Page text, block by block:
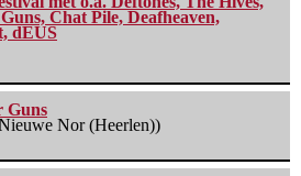
Chat Pile, Deafheaven,
dEUS
Guns
Nor (Heerlen))